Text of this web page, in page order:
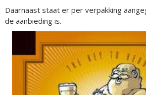
Daarnaast staat er per verpakking
de aanbieding is.